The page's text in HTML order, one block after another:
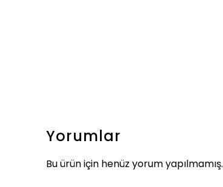
Yorumlar
Bu ürün için henüz yorum yapılmamış.